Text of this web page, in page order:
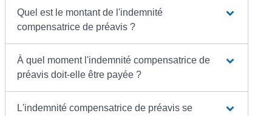
Quel est le montant de l'indemnité
compensatrice de préavis ?
À quel moment l'indemnité compensatrice de
préavis doit-elle être payée ?
L'indemnité compensatrice de préavis se